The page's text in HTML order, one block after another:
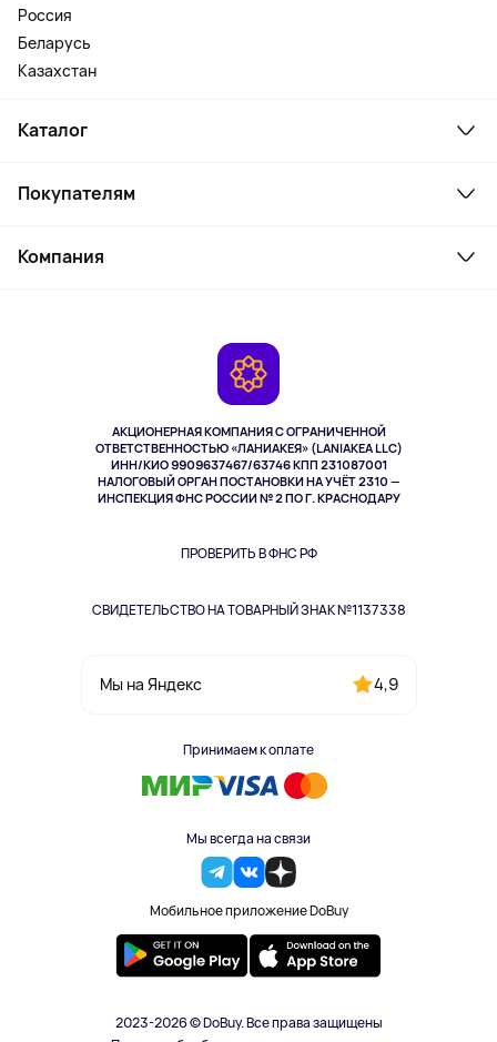
АКЦИОНЕРНАЯ КОМПАНИЯ С ОГРАНИЧЕННОЙ
ОТВЕТСТВЕННОСТЬЮ «ЛАНИАКЕЯ» (LANIAKEA LLC)
ИНН/КИО 9909637467/63746 КПП 231087001
НАЛОГОВЫЙ ОРГАН ПОСТАНОВКИ НА УЧЁТ 2310 —
ИНСПЕКЦИЯ ФНС РОССИИ № 2 ПО Г. КРАСНОДАРУ
ПРОВЕРИТЬ В ФНС РФ
СВИДЕТЕЛЬСТВО НА ТОВАРНЫЙ ЗНАК №1137338
Мы на Яндекс 4,9
Принимаем к оплате
Мы всегда на связи
Мобильное приложение DoBuy
Россия
Беларусь
Казахстан
Каталог
Ноутбуки, мониторы, VR
Косметика и уход
Здоровье питомцев
Одежда и аксессуары
Покупателям
Как заказать
Компания
2023-2026 © DoBuy. Все права защищены